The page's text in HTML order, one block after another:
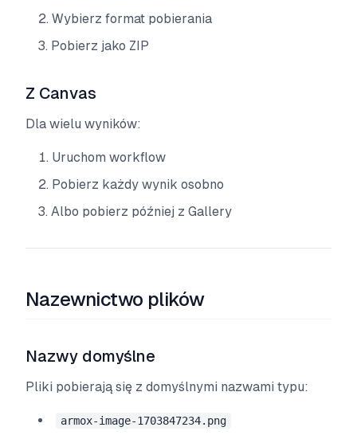
Wybierz format pobierania
Pobierz jako ZIP
Z Canvas
Dla wielu wyników:
Uruchom workflow
Pobierz każdy wynik osobno
Albo pobierz później z Gallery
Nazewnictwo plików
Nazwy domyślne
Pliki pobierają się z domyślnymi nazwami typu:
armox-image-1703847234.png